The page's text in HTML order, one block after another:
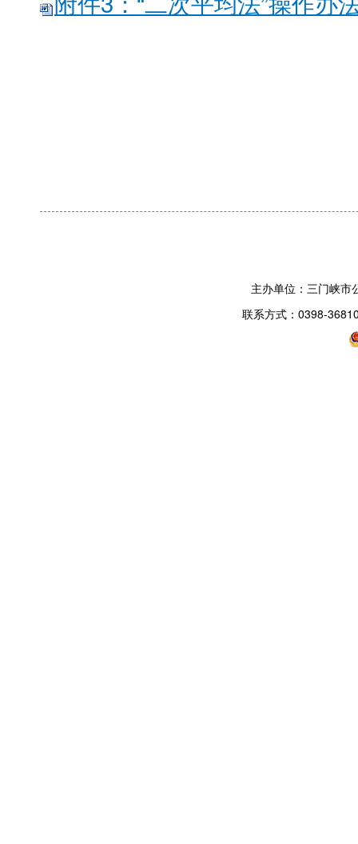
主办单位：三门峡
联系方式：0398-